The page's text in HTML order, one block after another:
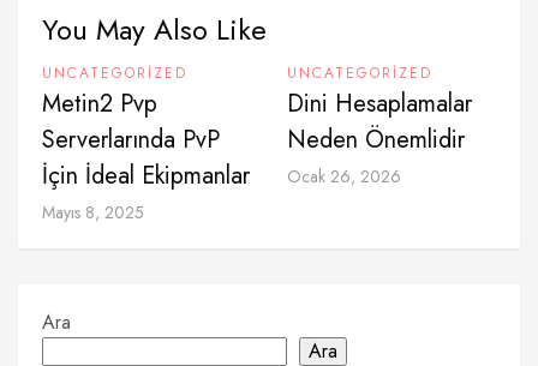
You May Also Like
UNCATEGORIZED
Metin2 Pvp
Serverlarında PvP
İçin İdeal Ekipmanlar
Mayıs 8, 2025
UNCATEGORIZED
Dini Hesaplamalar
Neden Önemlidir
Ocak 26, 2026
Ara
Ara